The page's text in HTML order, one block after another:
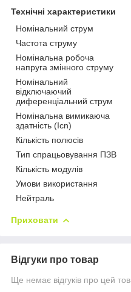
Технічні характеристики
Номінальний струм
Частота струму
Номінальна робоча
напруга змінного струму
Номінальний
відключаючий
диференціальний струм
Номінальна вимикаюча
здатність (Icn)
Кількість полюсів
Тип спрацьовування ПЗВ
Кількість модулів
Умови використання
Нейтраль
Приховати
Відгуки про товар
Ще немає відгуків про цей